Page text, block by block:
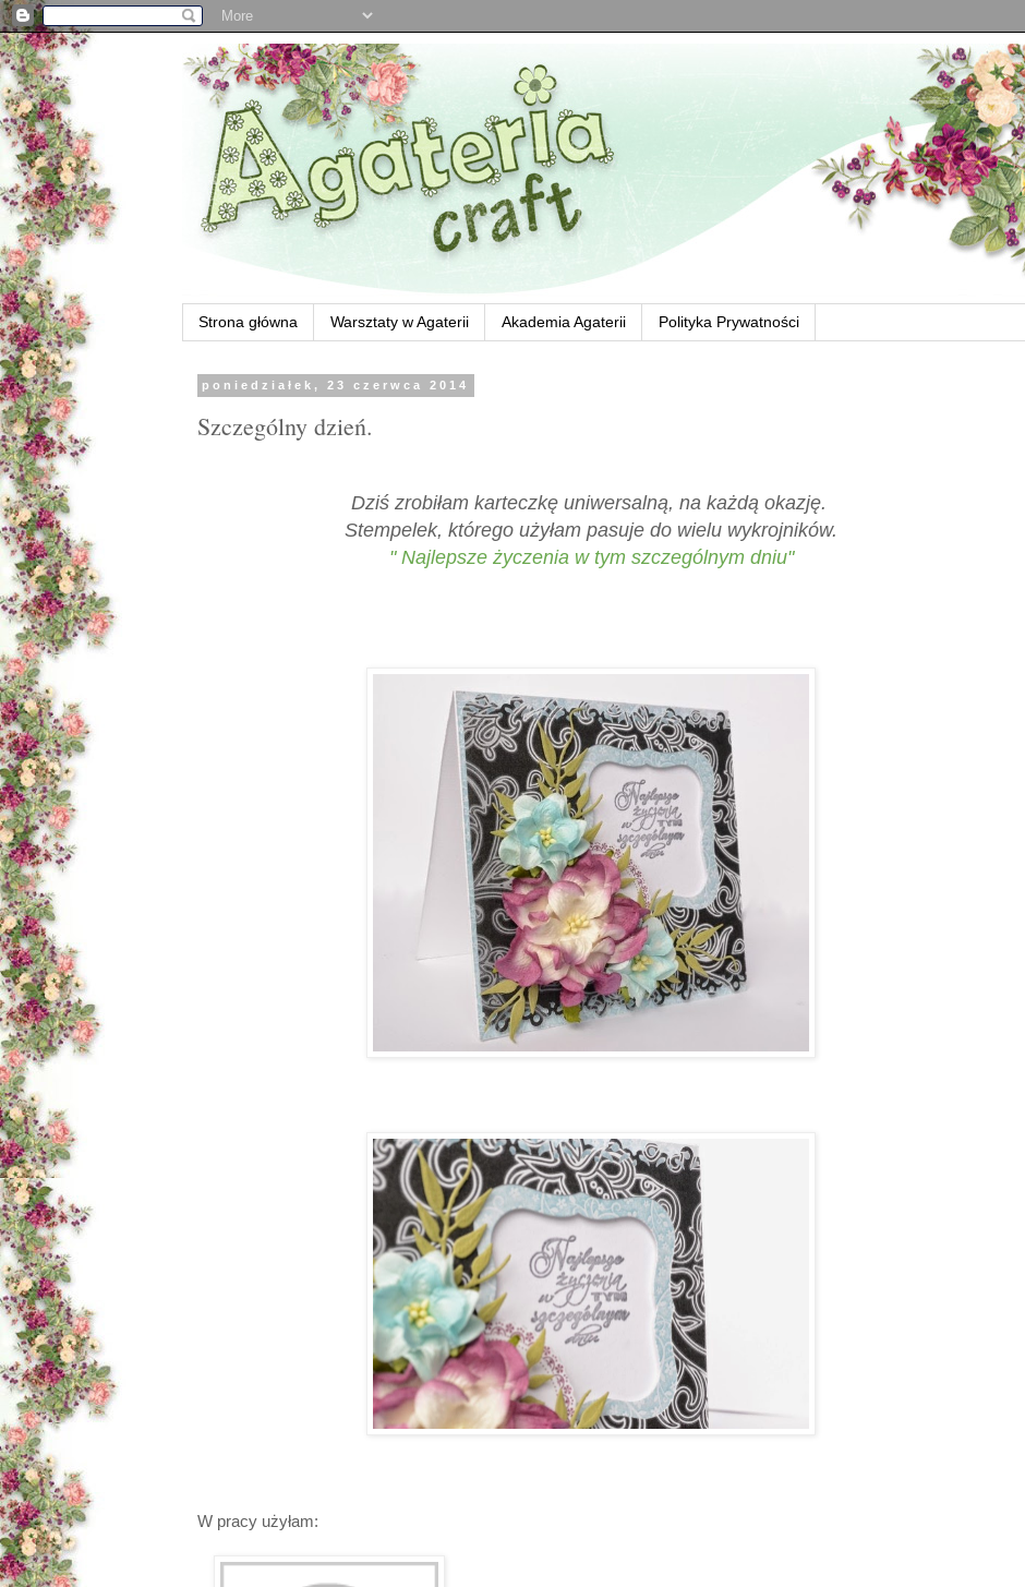
Strona główna Warsztaty w Agaterii Akademia Agaterii Polityka Prywatności
poniedziałek, 23 czerwca 2014
Szczególny dzień.
Dziś zrobiłam karteczkę uniwersalną, na każdą okazję.
Stempelek, którego użyłam pasuje do wielu wykrojników.
" Najlepsze życzenia w tym szczególnym dniu"
W pracy użyłam: